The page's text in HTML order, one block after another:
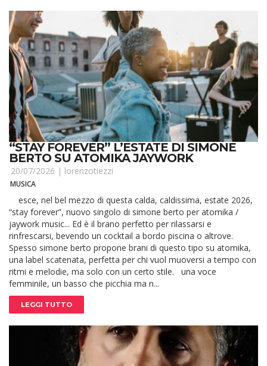
“STAY FOREVER” L’ESTATE DI SIMONE
BERTO SU ATOMIKA JAYWORK
20/07/2026 | lorenzotiezzi
MUSICA
esce, nel bel mezzo di questa calda, caldissima, estate 2026,
“stay forever”, nuovo singolo di simone berto per atomika /
jaywork music... Ed è il brano perfetto per rilassarsi e
rinfrescarsi, bevendo un cocktail a bordo piscina o altrove.
Spesso simone berto propone brani di questo tipo su atomika,
una label scatenata, perfetta per chi vuol muoversi a tempo con
ritmi e melodie, ma solo con un certo stile. una voce
femminile, un basso che picchia ma n...
LEGGI TUTTO